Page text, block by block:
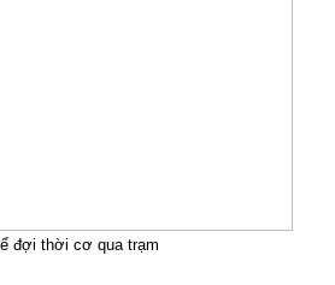
đợi thời cơ qua trạm